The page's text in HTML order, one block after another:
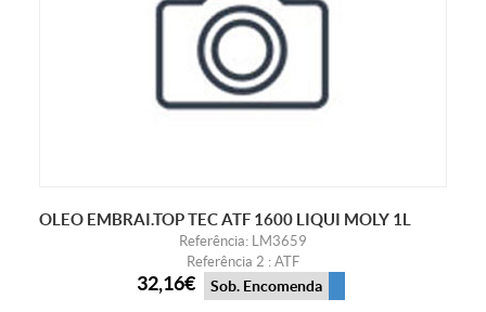
OLEO EMBRAI.TOP TEC ATF 1600 LIQUI MOLY 1L
Referência: LM3659
Referência 2 : ATF
32,16€ Sob. Encomenda